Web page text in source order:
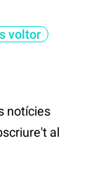
voltor
notícies
al